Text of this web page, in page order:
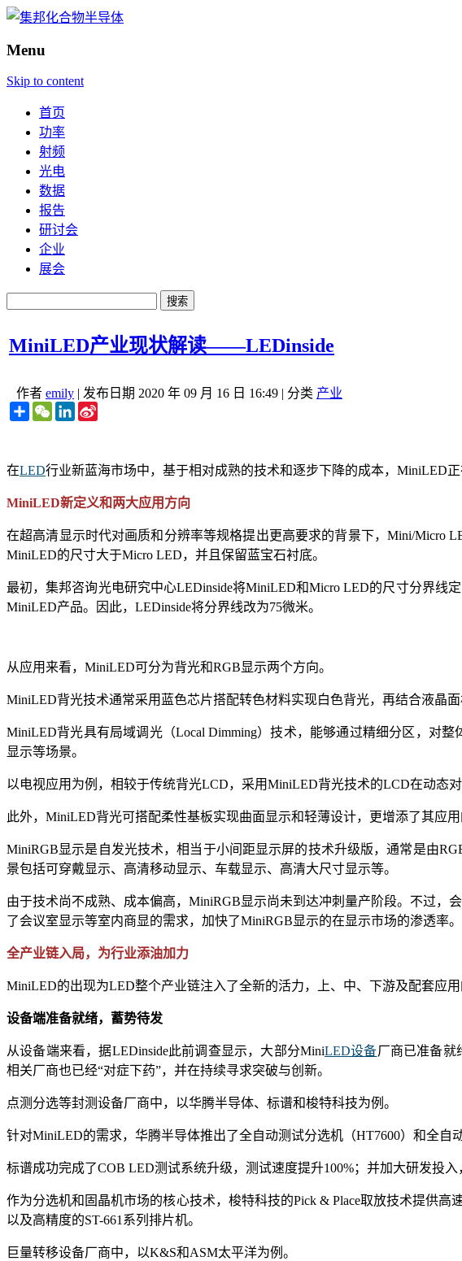
Menu
Skip to content
首页
功率
射频
光电
数据
报告
研讨会
企业
展会
MiniLED产业现状解读——LEDinside
作者 emily | 发布日期 2020 年 09 月 16 日 16:49 | 分类 产业
ShareWeChatLinkedIn
在LED行业新蓝海市场中，基于相对成熟的技术和逐步下降的成本，MiniLED
MiniLED新定义和两大应用方向
在超高清显示时代对画质和分辨率等规格提出更高要求的背景下，Mini/Micro
MiniLED的尺寸大于Micro LED，并且保留蓝宝石衬底。
最初，集邦咨询光电研究中心LEDinside将MiniLED和Micro LED的尺寸分界线
MiniLED产品。因此，LEDinside将分界线改为75微米。
从应用来看，MiniLED可分为背光和RGB显示两个方向。
MiniLED背光技术通常采用蓝色芯片搭配转色材料实现白色背光，再结合液晶
MiniLED背光具有局域调光（Local Dimming）技术，能够通过精细分区，对
显示等场景。
以电视应用为例，相较于传统背光LCD，采用MiniLED背光技术的LCD在动态
此外，MiniLED背光可搭配柔性基板实现曲面显示和轻薄设计，更增添了其应用
MiniRGB显示是自发光技术，相当于小间距显示屏的技术升级版，通常是由
景包括可穿戴显示、高清移动显示、车载显示、高清大尺寸显示等。
由于技术尚不成熟、成本偏高，MiniRGB显示尚未到达冲刺量产阶段。不过
了会议室显示等室内商显的需求，加快了MiniRGB显示的在显示市场的渗透率。
全产业链入局，为行业添油加力
MiniLED的出现为LED整个产业链注入了全新的活力，上、中、下游及配套应
设备端准备就绪，蓄势待发
从设备端来看，据LEDinside此前调查显示，大部分MiniLED设备厂商已准备就
相关厂商也已经“对症下药”，并在持续寻求突破与创新。
点测分选等封测设备厂商中，以华腾半导体、标谱和梭特科技为例。
针对MiniLED的需求，华腾半导体推出了全自动测试分选机（HT7600）和全自
标谱成功完成了COB LED测试系统升级，测试速度提升100%；并加大研发投入
作为分选机和固晶机市场的核心技术，梭特科技的Pick & Place取放技术提供
以及高精度的ST-661系列排片机。
巨量转移设备厂商中，以K&S和ASM太平洋为例。